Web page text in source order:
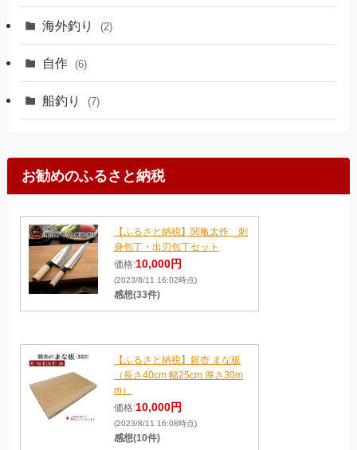
海外釣り (2)
自作 (6)
船釣り (7)
お勧めのふるさと納税
【ふるさと納税】関亀太作 刺
身包丁・出刃包丁セット
価格:10,000円
(2023/8/11 16:02時点)
感想(33件)
【ふるさと納税】銀杏 まな板
（長さ40cm 幅25cm 厚さ30m
m）
価格:10,000円
(2023/8/11 16:08時点)
感想(10件)